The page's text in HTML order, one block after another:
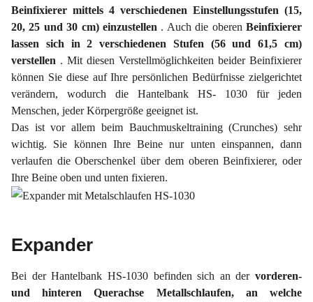
Beinfixierer mittels 4 verschiedenen Einstellungsstufen (15,
20, 25 und 30 cm) einzustellen . Auch die oberenBeinfixierer
lassen sich in 2 verschiedenen Stufen (56 und 61,5 cm)
verstellen . Mit diesen Verstellmöglichkeiten beider Beinfixierer
können Sie diese auf Ihre persönlichen Bedürfnisse zielgerichtet
verändern, wodurch die Hantelbank HS- 1030 für jeden
Menschen, jeder Körpergröße geeignet ist.
Das ist vor allem beim Bauchmuskeltraining (Crunches) sehr
wichtig. Sie können Ihre Beine nur unten einspannen, dann
verlaufen die Oberschenkel über dem oberen Beinfixierer, oder
Ihre Beine oben und unten fixieren.
Expander
Bei der Hantelbank HS-1030 befinden sich an der vorderen-
und hinteren Querachse Metallschlaufen, an welche